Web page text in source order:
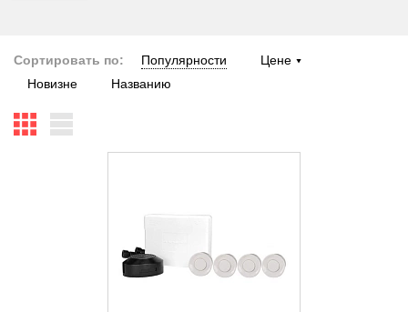
Сортировать по: Популярности
Цене
Новизне
Названию